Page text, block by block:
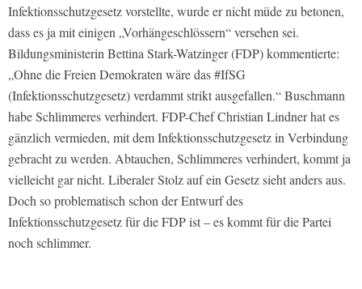
Infektionsschutzgesetz vorstellte, wurde er nicht müde zu betonen,
dass es ja mit einigen „Vorhängeschlössern“ versehen sei.
Bildungsministerin Bettina Stark-Watzinger (FDP) kommentierte:
„Ohne die Freien Demokraten wäre das #IfSG
(Infektionsschutzgesetz) verdammt strikt ausgefallen.“ Buschmann
habe Schlimmeres verhindert. FDP-Chef Christian Lindner hat es
gänzlich vermieden, mit dem Infektionsschutzgesetz in Verbindung
gebracht zu werden. Abtauchen, Schlimmeres verhindert, kommt ja
vielleicht gar nicht. Liberaler Stolz auf ein Gesetz sieht anders aus.
Doch so problematisch schon der Entwurf des
Infektionsschutzgesetz für die FDP ist – es kommt für die Partei
noch schlimmer.